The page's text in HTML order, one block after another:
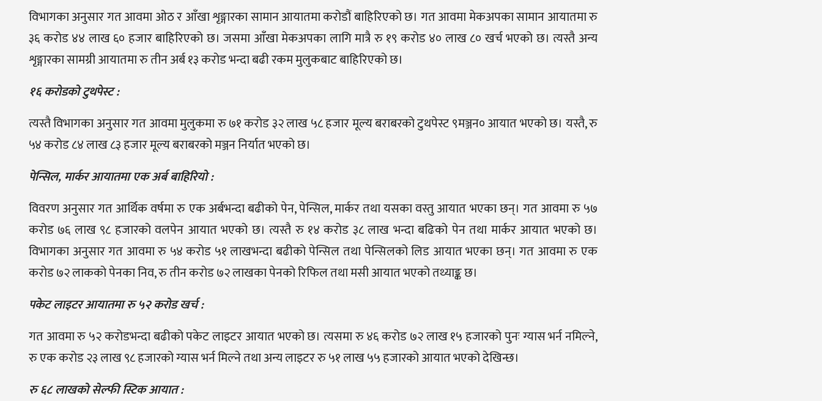
विभागका अनुसार गत आवमा ओठ र आँखा शृङ्गारका सामान आयातमा करोडौं बाहिरिएको छ। गत आवमा मेकअपका सामान आयातमा रु
३६ करोड ४४ लाख ६० हजार बाहिरिएको छ। जसमा आँखा मेकअपका लागि मात्रै रु १९ करोड ४० लाख ८० खर्च भएको छ। त्यस्तै अन्य
शृङ्गारका सामग्री आयातमा रु तीन अर्ब १३ करोड भन्दा बढी रकम मुलुकबाट बाहिरिएको छ।
१६ करोडको टुथपेस्ट :
त्यस्तै विभागका अनुसार गत आवमा मुलुकमा रु ७१ करोड ३२ लाख ५८ हजार मूल्य बराबरको टुथपेस्ट ९मञ्जन० आयात भएको छ। यस्तै, रु
५४ करोड ८४ लाख ८३ हजार मूल्य बराबरको मञ्जन निर्यात भएको छ।
पेन्सिल, मार्कर आयातमा एक अर्ब बाहिरियो :
विवरण अनुसार गत आर्थिक वर्षमा रु एक अर्बभन्दा बढीको पेन, पेन्सिल, मार्कर तथा यसका वस्तु आयात भएका छन्। गत आवमा रु ५७
करोड ७६ लाख ९८ हजारको वलपेन आयात भएको छ। त्यस्तै रु १४ करोड ३८ लाख भन्दा बढिको पेन तथा मार्कर आयात भएको छ।
विभागका अनुसार गत आवमा रु ५४ करोड ५१ लाखभन्दा बढीको पेन्सिल तथा पेन्सिलको लिड आयात भएका छन्। गत आवमा रु एक
करोड ७२ लाकको पेनका निव, रु तीन करोड ७२ लाखका पेनको रिफिल तथा मसी आयात भएको तथ्याङ्क छ।
पकेट लाइटर आयातमा रु ५२ करोड खर्च :
गत आवमा रु ५२ करोडभन्दा बढीको पकेट लाइटर आयात भएको छ। त्यसमा रु ४६ करोड ७२ लाख १५ हजारको पुनः ग्यास भर्न नमिल्ने,
रु एक करोड २३ लाख ९८ हजारको ग्यास भर्न मिल्ने तथा अन्य लाइटर रु ५१ लाख ५५ हजारको आयात भएको देखिन्छ।
रु ६८ लाखको सेल्फी स्टिक आयात :